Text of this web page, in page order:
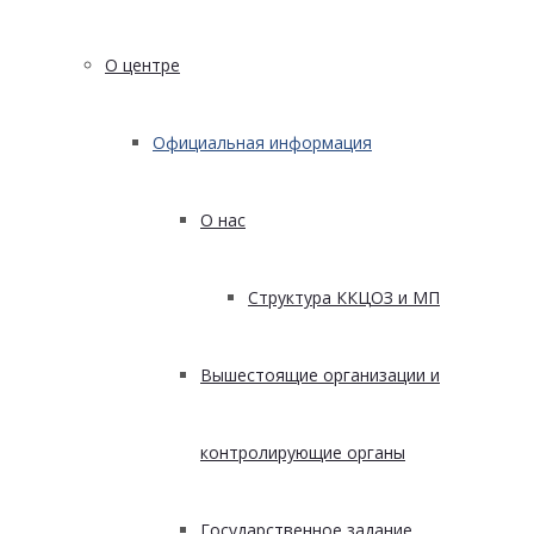
О центре
Официальная информация
О нас
Структура ККЦОЗ и МП
Вышестоящие организации и
контролирующие органы